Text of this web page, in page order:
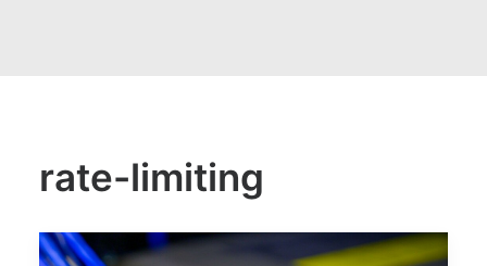
rate-limiting